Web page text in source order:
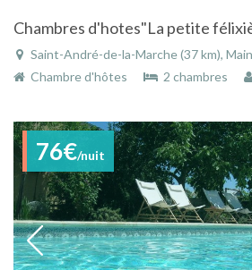
Saint-André-de-la-Marche (37 km), Maine-et-
Chambre d'hôtes
2 chambres
76€/nuit